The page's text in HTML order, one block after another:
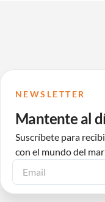
NEWSLETTER
Mantente al
Suscríbete para
con el mundo del